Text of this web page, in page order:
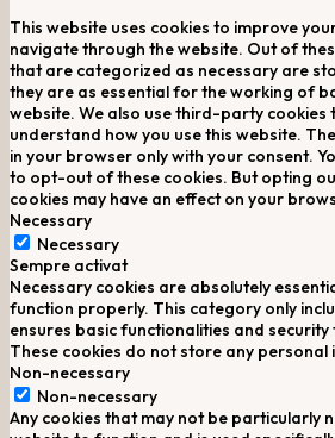
This website uses cookies to improve
navigate through the website. Out of
that are categorized as necessary are
they are as essential for the working of
website. We also use third-party cookies
understand how you use this website.
in your browser only with your consent.
to opt-out of these cookies. But opting
cookies may have an effect on your
Necessary
Necessary
Sempre activat
Necessary cookies are absolutely
function properly. This category only
ensures basic functionalities and
These cookies do not store any
Non-necessary
Non-necessary
Any cookies that may not be particularly